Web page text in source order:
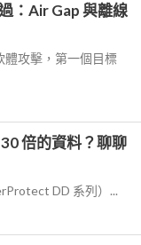
：Air Gap 與離線
體攻擊，第一個目標
倍的資料？聊聊
DD 系列）...